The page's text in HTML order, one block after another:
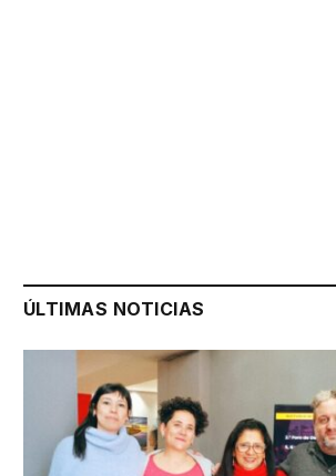
ÚLTIMAS NOTICIAS